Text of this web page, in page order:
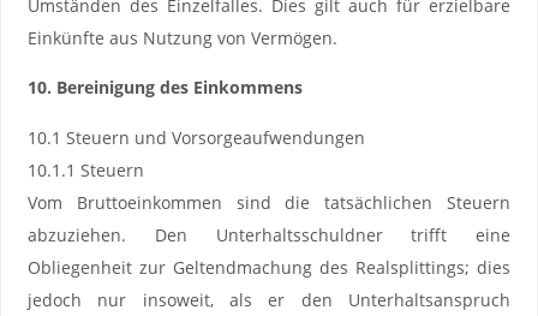
Umständen des Einzelfalles. Dies gilt auch für erzielbare
Einkünfte aus Nutzung von Vermögen.
10. Bereinigung des Einkommens
10.1 Steuern und Vorsorgeaufwendungen
10.1.1 Steuern
Vom Bruttoeinkommen sind die tatsächlichen Steuern
abzuziehen. Den Unterhaltsschuldner trifft eine
Obliegenheit zur Geltendmachung des Realsplittings; dies
jedoch nur insoweit, als er den Unterhaltsanspruch